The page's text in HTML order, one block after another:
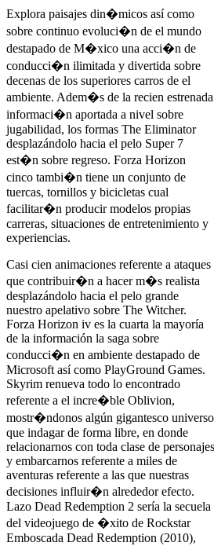
Explora paisajes din�micos así­ como
sobre continuo evoluci�n de el mundo
destapado de M�xico una acci�n de
conducci�n ilimitada y divertida sobre
decenas de los superiores carros de el
ambiente. Adem�s de la recien estrenada
informaci�n aportada a nivel sobre
jugabilidad, los formas The Eliminator
desplazándolo hacia el pelo Super 7
est�n sobre regreso. Forza Horizon
cinco tambi�n tiene un conjunto de
tuercas, tornillos y bicicletas cual
facilitar�n producir modelos propias
carreras, situaciones de entretenimiento y
experiencias.
Casi cien animaciones referente a ataques
que contribuir�n a hacer m�s realista
desplazándolo hacia el pelo grande
nuestro apelativo sobre The Witcher.
Forza Horizon iv es la cuarta la mayoría
de la información la saga sobre
conducci�n en ambiente destapado de
Microsoft así­ como PlayGround Games.
Skyrim renueva todo lo encontrado
referente a el incre�ble Oblivion,
mostr�ndonos algún gigantesco universo
que indagar de forma libre, en donde
relacionarnos con toda clase de personajes
y embarcarnos referente a miles de
aventuras referente a las que nuestras
decisiones influir�n alrededor efecto.
Lazo Dead Redemption 2 serí­a la secuela
del videojuego de �xito de Rockstar
Emboscada Dead Redemption (2010),